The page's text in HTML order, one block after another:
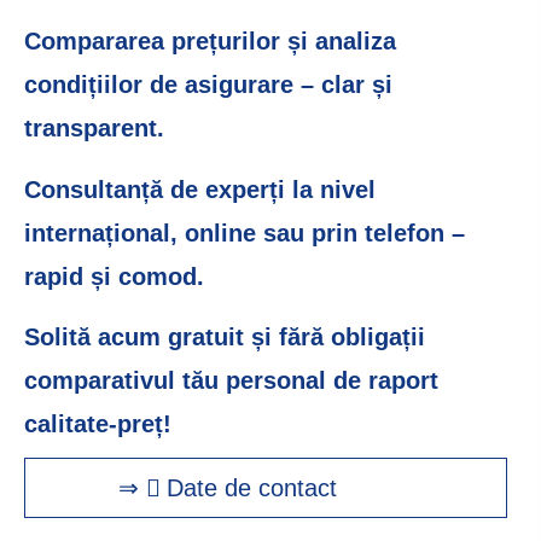
Compararea prețurilor și analiza
condițiilor de asigurare – clar și
transparent.
Consultanță de experți la nivel
internațional, online sau prin telefon –
rapid și comod.
Solită acum gratuit și fără obligații
comparativul tău personal de raport
calitate-preț!
⇒ Date de contact